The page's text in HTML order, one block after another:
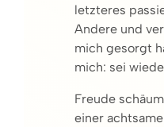
letzteres
Andere und
mich gesorgt
mich: sei
Freude
einer